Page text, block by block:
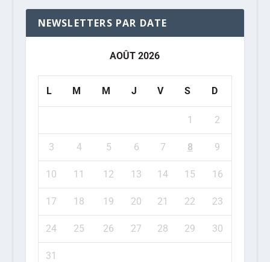
NEWSLETTERS PAR DATE
AOÛT 2026
L M M J V S D
1 2
3 4 5 6 7 8 9
10 11 12 13 14 15 16
17 18 19 20 21 22 23
24 25 26 27 28 29 30
31